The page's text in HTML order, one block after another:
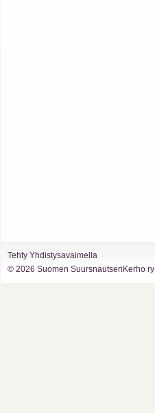
Tehty Yhdistysavaimella
© 2026 Suomen SuursnautseriKerho ry